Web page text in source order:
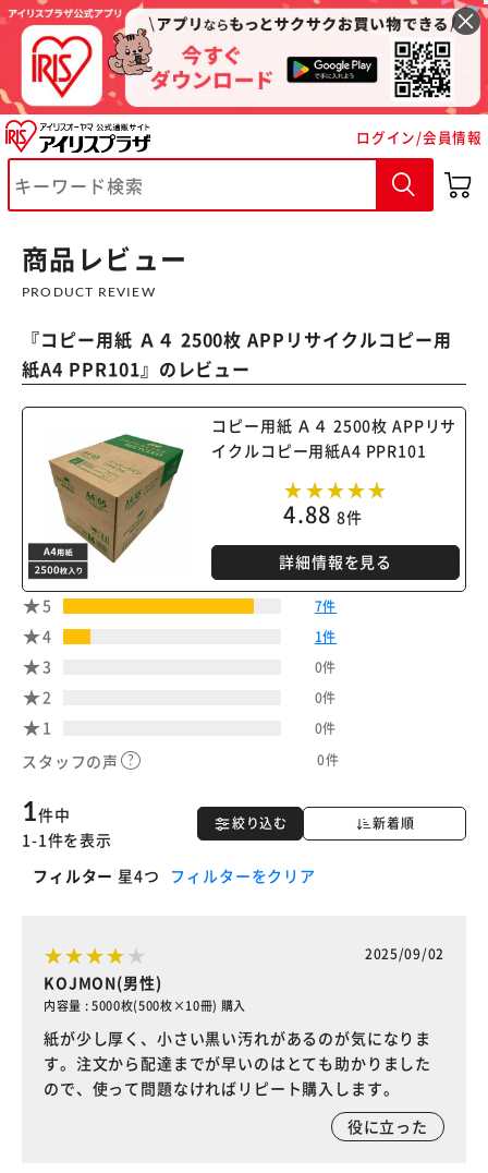
ログイン/会員情報
商品レビュー
PRODUCT REVIEW
『コピー用紙 Ａ４ 2500枚 APPリサイクルコピー用
紙A4 PPR101』のレビュー
コピー用紙 Ａ４ 2500枚 APPリサ
イクルコピー用紙A4 PPR101
4.88 8件
詳細情報を見る
5 7件
4 1件
3 0件
2 0件
1 0件
スタッフの声 0件
絞り込む 新着順
1件中
1-1件を表示
フィルター 星4つ フィルターをクリア
2025/09/02
KOJMON(男性)
内容量 : 5000枚(500枚×10冊) 購入
紙が少し厚く、小さい黒い汚れがあるのが気になりま
す。注文から配達までが早いのはとても助かりました
ので、使って問題なければリピート購入します。
役に立った
※ご確認ください
カートに入れる 購入手続きへ